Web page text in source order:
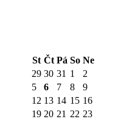
St Čt Pá So Ne
29 30 31 1
2
5 6 7 8
9
12 13 14 15 16
19 20 21 22 23